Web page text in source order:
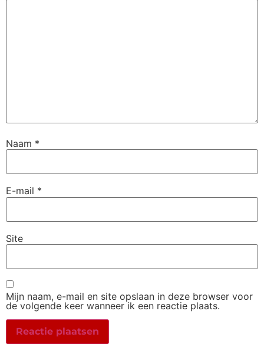
Naam *
E-mail *
Site
Mijn naam, e-mail en site opslaan in deze browser voor
de volgende keer wanneer ik een reactie plaats.